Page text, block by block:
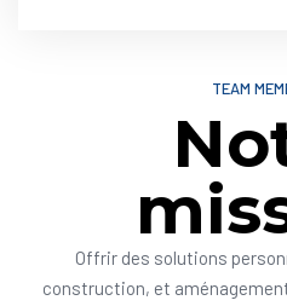
TEAM
Offrir des solutions
construction, et